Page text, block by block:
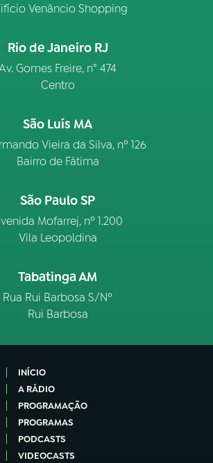
Venâncio Shopping
Rio de Janeiro RJ
Gomes Freire, n° 474
Centro
São Luís MA
Vieira da Silva, nº 126
Bairro de Fátima
São Paulo SP
Mofarrej, nº 1.200
Vila Leopoldina
Tabatinga AM
Rua Rui Barbosa S/Nº
Rui Barbosa
INÍCIO
A RÁDIO
PROGRAMAÇÃO
PROGRAMAS
PODCASTS
VIDEOCASTS